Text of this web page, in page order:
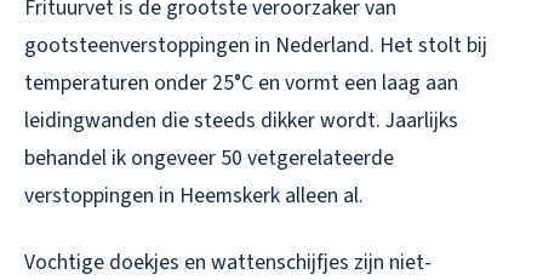
Frituurvet is de grootste veroorzaker van
gootsteenverstoppingen in Nederland. Het stolt bij
temperaturen onder 25°C en vormt een laag aan
leidingwanden die steeds dikker wordt. Jaarlijks
behandel ik ongeveer 50 vetgerelateerde
verstoppingen in Heemskerk alleen al.
Vochtige doekjes en wattenschijfjes zijn niet-